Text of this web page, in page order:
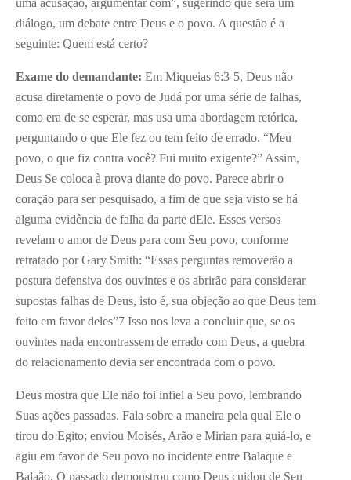
uma acusação, argumentar com”, sugerindo que será um
diálogo, um debate entre Deus e o povo. A questão é a
seguinte: Quem está certo?
Exame do demandante: Em Miqueias 6:3-5, Deus não
acusa diretamente o povo de Judá por uma série de falhas,
como era de se esperar, mas usa uma abordagem retórica,
perguntando o que Ele fez ou tem feito de errado. “Meu
povo, o que fiz contra você? Fui muito exigente?” Assim,
Deus Se coloca à prova diante do povo. Parece abrir o
coração para ser pesquisado, a fim de que seja visto se há
alguma evidência de falha da parte dEle. Esses versos
revelam o amor de Deus para com Seu povo, conforme
retratado por Gary Smith: “Essas perguntas removerão a
postura defensiva dos ouvintes e os abrirão para considerar
supostas falhas de Deus, isto é, sua objeção ao que Deus tem
feito em favor deles”7 Isso nos leva a concluir que, se os
ouvintes nada encontrassem de errado com Deus, a quebra
do relacionamento devia ser encontrada com o povo.
Deus mostra que Ele não foi infiel a Seu povo, lembrando
Suas ações passadas. Fala sobre a maneira pela qual Ele o
tirou do Egito; enviou Moisés, Arão e Mirian para guiá-lo, e
agiu em favor de Seu povo no incidente entre Balaque e
Balaão. O passado demonstrou como Deus cuidou de Seu